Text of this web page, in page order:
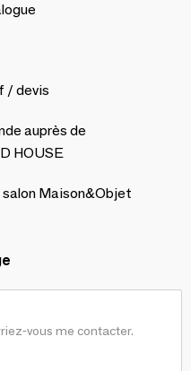
/ devis
auprès de
HOUSE
Maison&Objet